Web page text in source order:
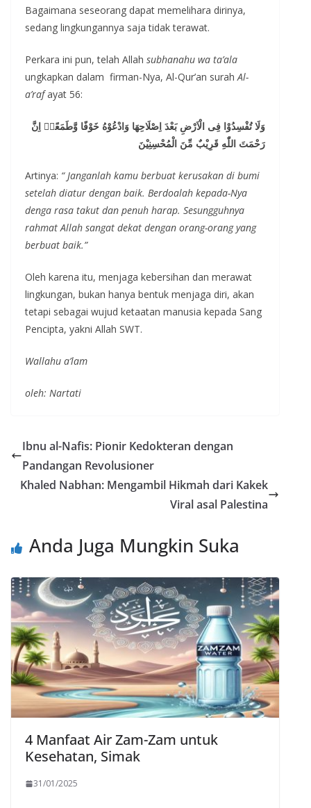
Bagaimana seseorang dapat memelihara dirinya,
sedang lingkungannya saja tidak terawat.
Perkara ini pun, telah Allah subhanahu wa ta’ala
ungkapkan dalam firman-Nya, Al-Qur’an surah Al-
a’rafayat 56:
وَلَا تُفْسِدُوْا فِى الْاَرْضِ بَعْدَ اِصْلَاحِهَا وَادْعُوْهُ خَوْفًا وَّطَمَعًاۗ اِنَّ
رَحْمَتَ اللّٰهِ قَرِيْبٌ مِّنَ الْمُحْسِنِيْنَ
Artinya: “ Janganlah kamu berbuat kerusakan di bumi
setelah diatur dengan baik. Berdoalah kepada-Nya
denga rasa takut dan penuh harap. Sesungguhnya
rahmat Allah sangat dekat dengan orang-orang yang
berbuat baik.”
Oleh karena itu, menjaga kebersihan dan merawat
lingkungan, bukan hanya bentuk menjaga diri, akan
tetapi sebagai wujud ketaatan manusia kepada Sang
Pencipta, yakni Allah SWT.
Wallahu a’lam
oleh: Nartati
Ibnu al-Nafis: Pionir Kedokteran dengan
Pandangan Revolusioner
Khaled Nabhan: Mengambil Hikmah dari Kakek
Viral asal Palestina
Anda Juga Mungkin Suka
4 Manfaat Air Zam-Zam untuk
Kesehatan, Simak
31/01/2025